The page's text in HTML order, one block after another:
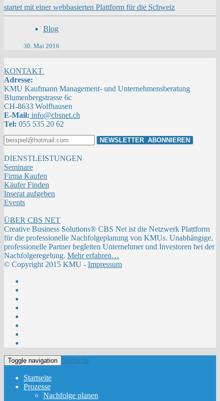
startet mit einer webbasierten Plattform für die Schweiz
Blog
30. Mai 2016
KONTAKT
Adresse:
KMU Kaufmann Management- und Unternehmensberatung
Blumenbergstrasse 6c
CH-8633 Wolfhausen
E-Mail: info@cbsnet.ch
Tel: 055 535 20 62
DIENSTLEISTUNGEN
Seminare
Firma Kaufen
Käufer Finden
Inserat aufgeben
Events
ÜBER CBS NET
Creative Business Solutions® CBS Net ist die Netzwerk Plattform
für die professionelle Nachfolgeplanung von KMUs. Unabhängige,
professionelle Partner begleiten Unternehmer und Investoren bei der
Nachfolgeregelung. Mehr erfahren…
© Copyright 2015 KMU - Impressum
Toggle navigation Startseite
Startseite
Prozesse
Nachfolge planen